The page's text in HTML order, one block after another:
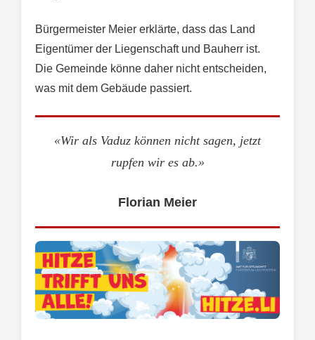
Bürgermeister Meier erklärte, dass das Land
Eigentümer der Liegenschaft und Bauherr ist.
Die Gemeinde könne daher nicht entscheiden,
was mit dem Gebäude passiert.
«Wir als Vaduz können nicht sagen, jetzt
rupfen wir es ab.»
Florian Meier